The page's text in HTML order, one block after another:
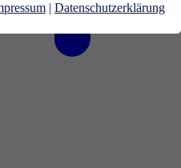
| Datenschutzerklärung